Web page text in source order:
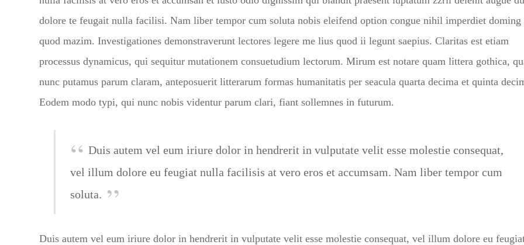
dolore te feugait nulla facilisi. Nam liber tempor cum soluta nobis eleifend option congue nihil imperdiet doming
quod mazim. Investigationes demonstraverunt lectores legere me lius quod ii legunt saepius. Claritas est etiam
processus dynamicus, qui sequitur mutationem consuetudium lectorum. Mirum est notare quam littera gothica,
nunc putamus parum claram, anteposuerit litterarum formas humanitatis per seacula quarta decima et quinta
Eodem modo typi, qui nunc nobis videntur parum clari, fiant sollemnes in futurum.
Duis autem vel eum iriure dolor in hendrerit in vulputate velit esse molestie consequat,
vel illum dolore eu feugiat nulla facilisis at vero eros et accumsam. Nam liber tempor cum
soluta.
Duis autem vel eum iriure dolor in hendrerit in vulputate velit esse molestie consequat, vel illum dolore eu